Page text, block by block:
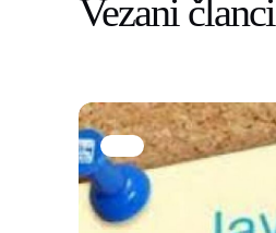
Vezani članci